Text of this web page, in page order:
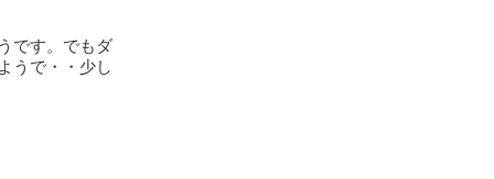
です。でもダ
うで・・少し